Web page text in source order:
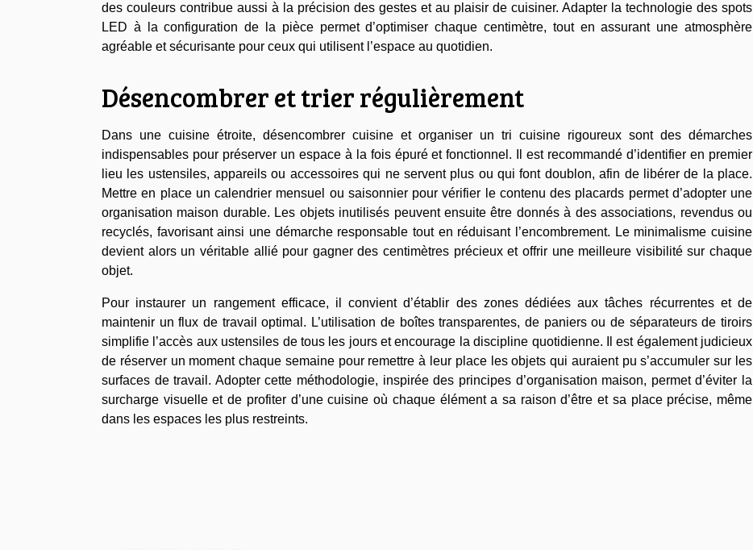
des couleurs contribue aussi à la précision des gestes et au plaisir de cuisiner. Adapter la technologie des spots
LED à la configuration de la pièce permet d’optimiser chaque centimètre, tout en assurant une atmosphère
agréable et sécurisante pour ceux qui utilisent l’espace au quotidien.
Désencombrer et trier régulièrement
Dans une cuisine étroite, désencombrer cuisine et organiser un tri cuisine rigoureux sont des démarches
indispensables pour préserver un espace à la fois épuré et fonctionnel. Il est recommandé d’identifier en premier
lieu les ustensiles, appareils ou accessoires qui ne servent plus ou qui font doublon, afin de libérer de la place.
Mettre en place un calendrier mensuel ou saisonnier pour vérifier le contenu des placards permet d’adopter une
organisation maison durable. Les objets inutilisés peuvent ensuite être donnés à des associations, revendus ou
recyclés, favorisant ainsi une démarche responsable tout en réduisant l’encombrement. Le minimalisme cuisine
devient alors un véritable allié pour gagner des centimètres précieux et offrir une meilleure visibilité sur chaque
objet.
Pour instaurer un rangement efficace, il convient d’établir des zones dédiées aux tâches récurrentes et de
maintenir un flux de travail optimal. L’utilisation de boîtes transparentes, de paniers ou de séparateurs de tiroirs
simplifie l’accès aux ustensiles de tous les jours et encourage la discipline quotidienne. Il est également judicieux
de réserver un moment chaque semaine pour remettre à leur place les objets qui auraient pu s’accumuler sur les
surfaces de travail. Adopter cette méthodologie, inspirée des principes d’organisation maison, permet d’éviter la
surcharge visuelle et de profiter d’une cuisine où chaque élément a sa raison d’être et sa place précise, même
dans les espaces les plus restreints.